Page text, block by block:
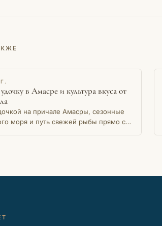
в Амасре и культура вкуса от
на причале Амасры, сезонные
моря и путь свежей рыбы прямо с